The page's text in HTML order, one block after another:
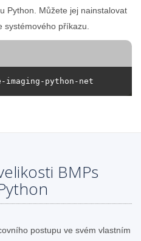
Python. Můžete jej nainstalovat
příkazu.
BMPs
postupu ve svém vlastním